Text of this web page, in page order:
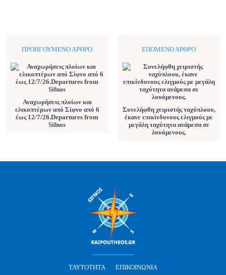
ΠΡΟΗΓΟΎΜΕΝΟ ΆΡΘΡΟ
Αναχωρήσεις πλοίων και
ελικοπτέρων από Σίφνο από 6
έως 12/7/26.Departures from
Sifnos
ΕΠΌΜΕΝΟ ΆΡΘΡΟ
Συνελήφθη χειριστής ταχύπλοου,
έκανε επικίνδυνους ελιγμούς με
μεγάλη ταχύτητα ανάμεσα σε
λουόμενους.
ΤΑΥΤΌΤΗΤΑ ΕΠΙΚΟΙΝΩΝΊΑ